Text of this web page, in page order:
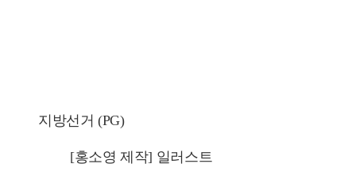
지방선거 (PG)
[홍소영 제작] 일러스트